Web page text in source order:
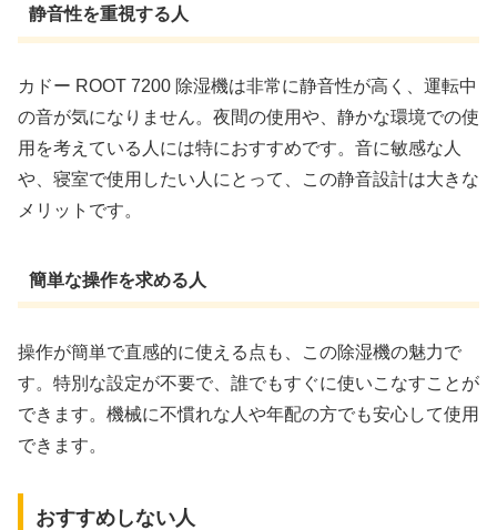
静音性を重視する人
カドー ROOT 7200 除湿機は非常に静音性が高く、運転中
の音が気になりません。夜間の使用や、静かな環境での使
用を考えている人には特におすすめです。音に敏感な人
や、寝室で使用したい人にとって、この静音設計は大きな
メリットです。
簡単な操作を求める人
操作が簡単で直感的に使える点も、この除湿機の魅力で
す。特別な設定が不要で、誰でもすぐに使いこなすことが
できます。機械に不慣れな人や年配の方でも安心して使用
できます。
おすすめしない人